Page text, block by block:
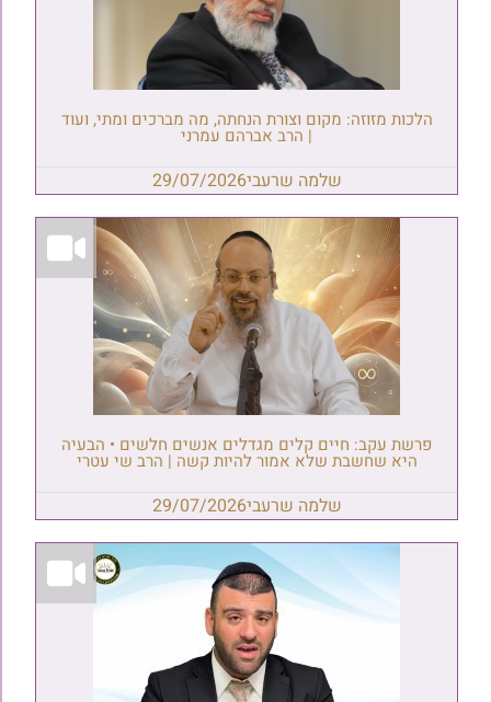
הלכות מזוזה: מקום וצורת הנחתה, מה מברכים ומתי, ועוד
| הרב אברהם עמרני
שלמה שרעבי29/07/2026
פרשת עקב: חיים קלים מגדלים אנשים חלשים • הבעיה
היא שחשבת שלא אמור להיות קשה | הרב שי עטרי
שלמה שרעבי29/07/2026